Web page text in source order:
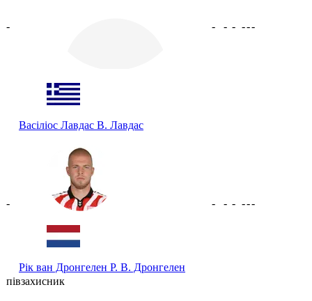
-
Васіліос Лавдас В. Лавдас
- - - ---
-
Рік ван Дронгелен Р. В. Дронгелен
- - - ---
півзахисник